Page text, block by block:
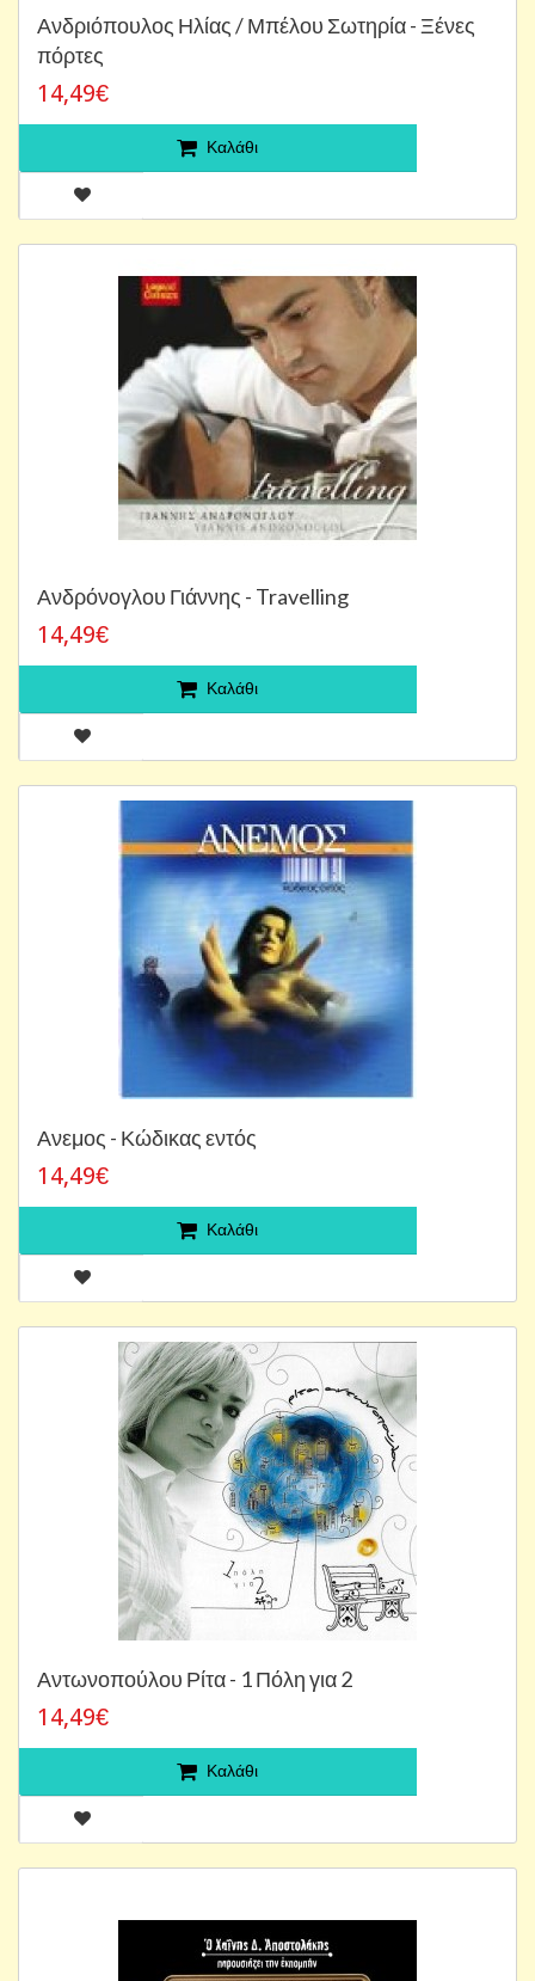
Ανδριόπουλος Ηλίας / Μπέλου Σωτηρία - Ξένες
πόρτες
14,49€
Καλάθι
Ανδρόνογλου Γιάννης - Travelling
14,49€
Καλάθι
Ανεμος - Κώδικας εντός
14,49€
Καλάθι
Αντωνοπούλου Ρίτα - 1 Πόλη για 2
14,49€
Καλάθι